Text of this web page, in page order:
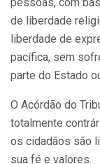
de liberdade
liberdade de
pacífica, sem
parte do Estado
O Acórdão do
totalmente
os cidadãos são
sua fé e valores.